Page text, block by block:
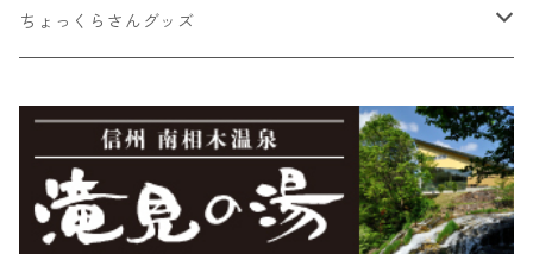
市兵衛そば（3袋入り）
もろこしスープ（ドライ）
食べるビーツドレッシング（大）
食べるビーツドレッシング（小）
飲料類
蕎麦珈琲「実ト豆」（ビン）
Moccai・ストラップ
Moccai・48ピースパック
シナノユキマスグッズ
シナノユキマス・フィギュア
御座山ピンバッジ
滝見の湯オリジナルグッズ
滝見の湯エコバッグ（Sサイズ）
NANGA × MINAMIAIKI
ちょっくらさんグッズ
グレイ
ちょっくらさん・クリアファイル
ちょっくらさん・ステッカー